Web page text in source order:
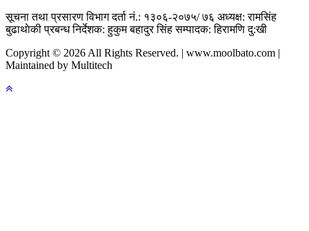
सूचना तथा प्रसारण विभाग दर्ता नं.: १३०६-२०७५/ ७६ अध्यक्ष: रामसिंह
बुढाथाेकी प्रबन्ध निर्देशक: हुकुम बहादुर सिंह सम्पादक: हिरामणि दु:खी
Copyright © 2026 All Rights Reserved. | www.moolbato.com |
Maintained by Multitech